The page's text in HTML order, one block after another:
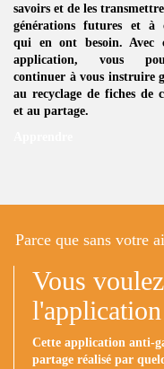
savoirs et de les
générations futures et à
qui en ont besoin. Avec
application, vous
continuer à vous instruire
au recyclage de fiches de
et au partage.
Parce que sans votre
Vous
Cette application anti-
partage réalisé par